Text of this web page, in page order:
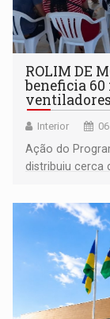
ROLIM DE
beneficia
Interior
Ação do
distribuiu cerca
comunidade